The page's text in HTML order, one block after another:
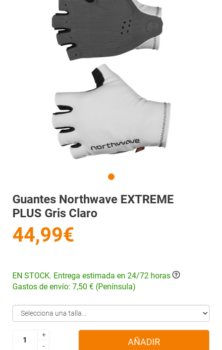
Guantes Northwave EXTREME
PLUS Gris Claro
44,99€
EN STOCK. Entrega estimada en 24/72 horas
Gastos de envío: 7,50 € (Península)
+
-
+
-
AÑADIR